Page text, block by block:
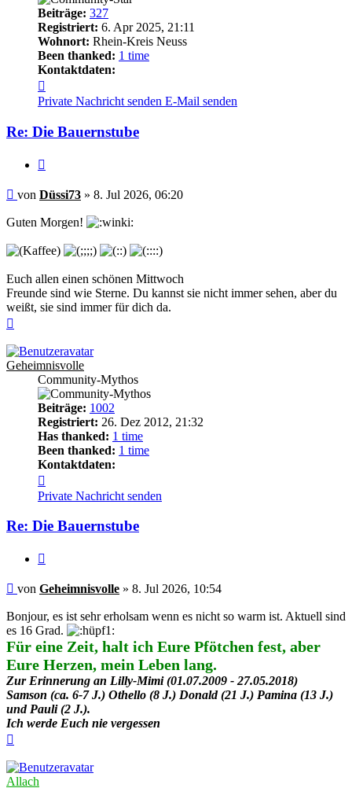
Beiträge: 327
Registriert: 6. Apr 2025, 21:11
Wohnort: Rhein-Kreis Neuss
Been thanked: 1 time
Kontaktdaten:
von
Düssi73
Private Nachricht senden E-Mail senden
Re: Die Bauernstube
Beitrag
von Düssi73 » 8. Jul 2026, 06:20
Guten Morgen!
Euch allen einen schönen Mittwoch
Freunde sind wie Sterne. Du kannst sie nicht immer sehen, aber du
weißt, sie sind immer für dich da.
Geheimnisvolle
Community-Mythos
Beiträge: 1002
Registriert: 26. Dez 2012, 21:32
Has thanked: 1 time
Been thanked: 1 time
Kontaktdaten:
von
Geheimnisvolle
Private Nachricht senden
Re: Die Bauernstube
Beitrag
von Geheimnisvolle » 8. Jul 2026, 10:54
Bonjour, es ist sehr erholsam wenn es nicht so warm ist. Aktuell sind
es 16 Grad.
Für eine Zeit, halt ich Eure Pfötchen fest, aber
Eure Herzen, mein Leben lang.
Zur Erinnerung an Lilly-Mimi (01.07.2009 - 27.05.2018)
Samson (ca. 6-7 J.) Othello (8 J.) Donald (21 J.) Pamina (13 J.)
und Pauli (2 J.).
Ich werde Euch nie vergessen
Allach